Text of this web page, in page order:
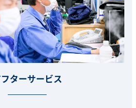
ターサービス